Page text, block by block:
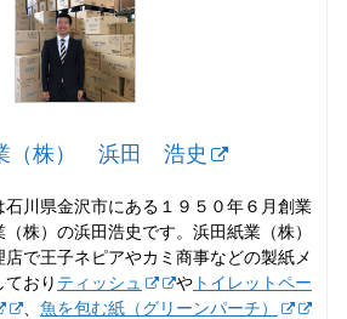
（株） 浜田 浩史
石川県金沢市にある１９５０年６月創業
株）の浜田浩史です。浜田紙業（株）
で王子ネピアやカミ商事などの製紙メ
おり ティッシュ や トイレットペー
魚を包む紙（グリーンパーチ）